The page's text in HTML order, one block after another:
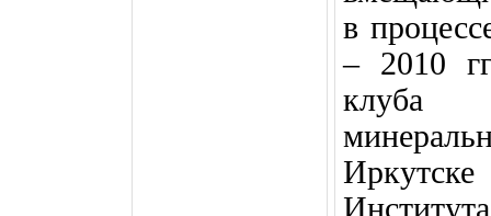
в
– 2010
клуба